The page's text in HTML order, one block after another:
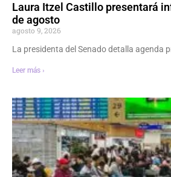
Laura Itzel Castillo presentará
de agosto
agosto 9, 2026
La presidenta del Senado detalla agenda
Leer más ›